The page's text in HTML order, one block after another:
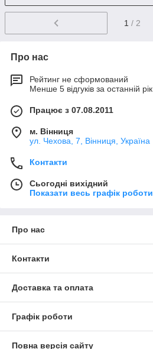
1 / 2
Про нас
Рейтинг не сформований
Менше 5 відгуків за останній рік
Працює з 07.08.2011
м. Вінниця
ул. Чехова, 7, Вінниця, Україна
Контакти
Сьогодні вихідний
Показати весь графік роботи
Про нас
Контакти
Доставка та оплата
Графік роботи
Повна версія сайту